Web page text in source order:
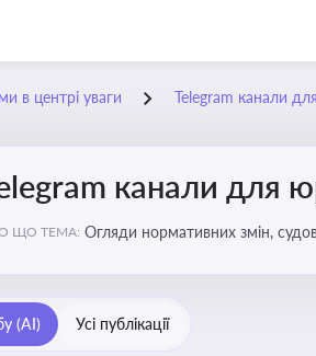
в центрі уваги Telegram канали
канали для
ЩО ТЕМА: Огляди нормативних змін,
(AI) Усі публікації